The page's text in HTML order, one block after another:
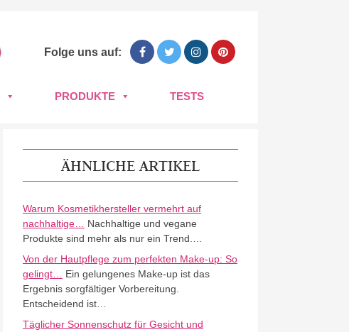
Folge uns auf:
PRODUKTE TESTS
ÄHNLICHE ARTIKEL
Warum Kosmetikhersteller vermehrt auf
nachhaltige…
Nachhaltige und vegane
Produkte sind mehr als nur ein Trend.…
Von der Hautpflege zum perfekten Make-up: So
gelingt…
Ein gelungenes Make-up ist das
Ergebnis sorgfältiger Vorbereitung.
Entscheidend ist…
Täglicher Sonnenschutz für Gesicht und